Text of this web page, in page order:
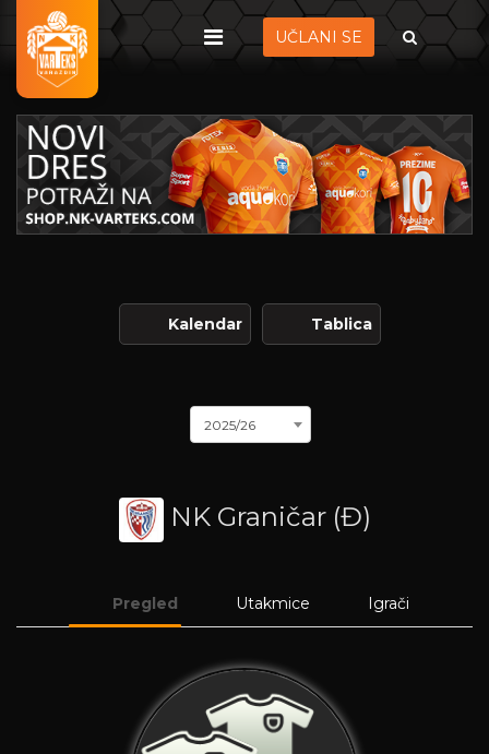
UČLANI SE
Kalendar Tablica
2025/26
NK Graničar (Đ)
Pregled Utakmice Igrači